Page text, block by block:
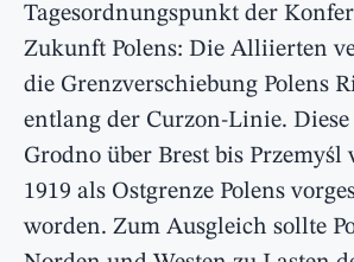
Tagesordnungspunkt der
Zukunft Polens: Die Alliierten
die Grenzverschiebung Polens
entlang der Curzon-Linie.
Grodno über Brest bis Przemyśl
1919 als Ostgrenze Polens
worden. Zum Ausgleich sollte